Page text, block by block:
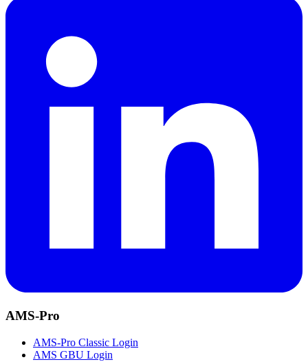
AMS-Pro
AMS-Pro Classic Login
AMS GBU Login